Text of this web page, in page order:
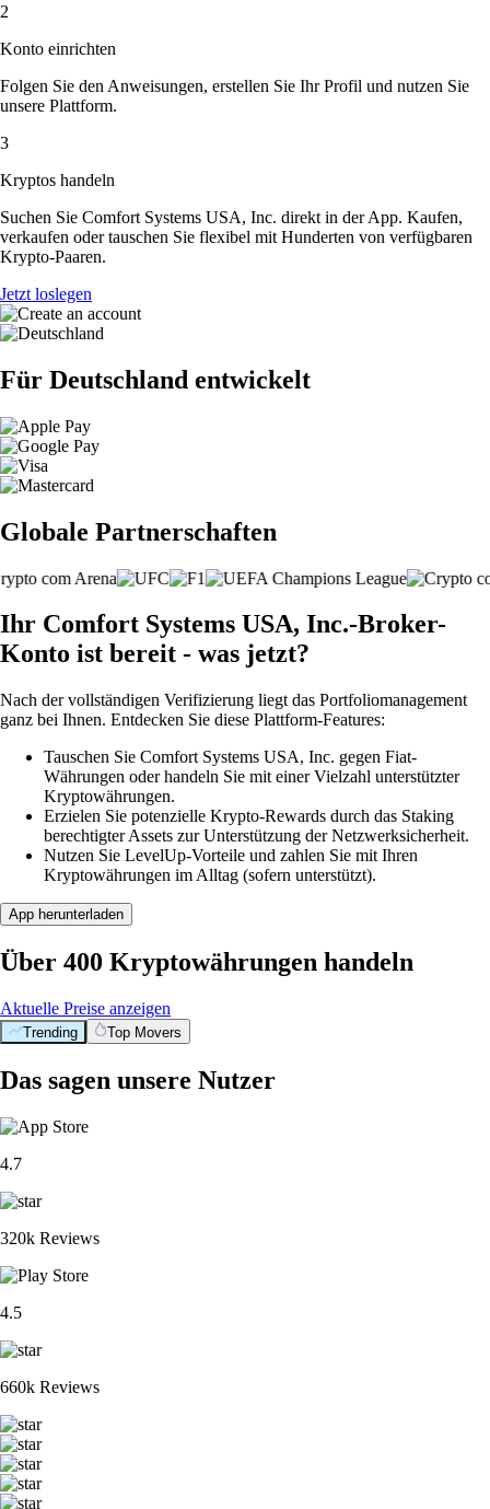
2
Konto einrichten
Folgen Sie den Anweisungen, erstellen Sie Ihr Profil und nutzen Sie
unsere Plattform.
3
Kryptos handeln
Suchen Sie Comfort Systems USA, Inc. direkt in der App. Kaufen,
verkaufen oder tauschen Sie flexibel mit Hunderten von verfügbaren
Krypto-Paaren.
Jetzt loslegen
Für Deutschland entwickelt
Globale Partnerschaften
Ihr Comfort Systems USA, Inc.-Broker-
Konto ist bereit - was jetzt?
Nach der vollständigen Verifizierung liegt das Portfoliomanagement
ganz bei Ihnen. Entdecken Sie diese Plattform-Features:
Tauschen Sie Comfort Systems USA, Inc. gegen Fiat-
Währungen oder handeln Sie mit einer Vielzahl unterstützter
Kryptowährungen.
Erzielen Sie potenzielle Krypto-Rewards durch das Staking
berechtigter Assets zur Unterstützung der Netzwerksicherheit.
Nutzen Sie LevelUp-Vorteile und zahlen Sie mit Ihren
Kryptowährungen im Alltag (sofern unterstützt).
App herunterladen
Über 400 Kryptowährungen handeln
Aktuelle Preise anzeigen
Trending Top Movers
Das sagen unsere Nutzer
4.7
320k Reviews
4.5
660k Reviews